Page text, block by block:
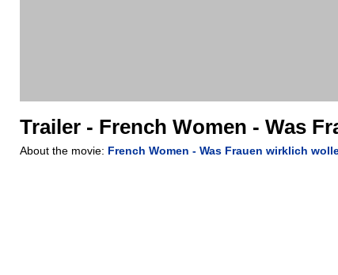
Trailer - French Women - Was
About the movie: French Women - Was Frauen wirklich